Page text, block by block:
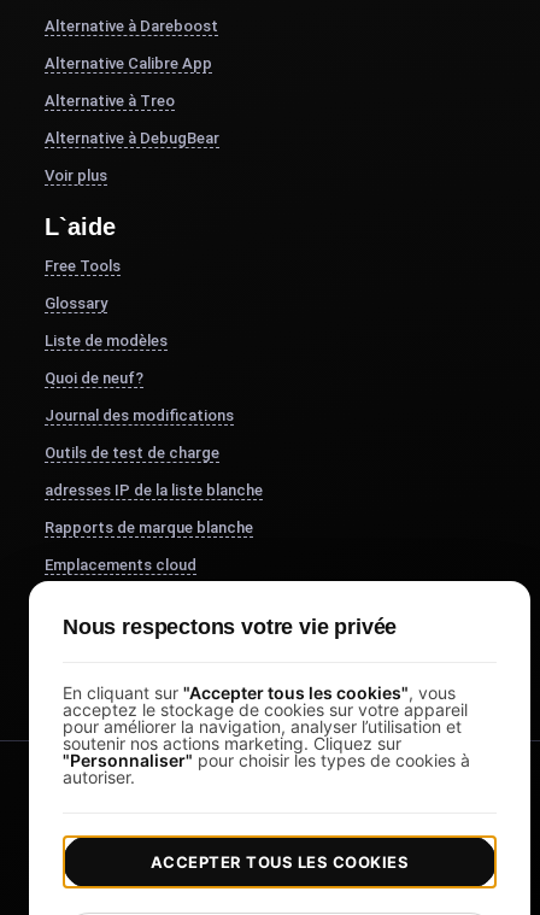
Alternative à Dareboost
Alternative Calibre App
Alternative à Treo
Alternative à DebugBear
Voir plus
L`aide
Free Tools
Glossary
Liste de modèles
Quoi de neuf?
Journal des modifications
Outils de test de charge
adresses IP de la liste blanche
Rapports de marque blanche
Emplacements cloud
FocusBox
Nous respectons votre vie privée
En cliquant sur "Accepter tous les cookies", vous
acceptez le stockage de cookies sur votre appareil
pour améliorer la navigation, analyser l’utilisation et
soutenir nos actions marketing. Cliquez sur
"Personnaliser" pour choisir les types de cookies à
autoriser.
ACCEPTER TOUS LES COOKIES